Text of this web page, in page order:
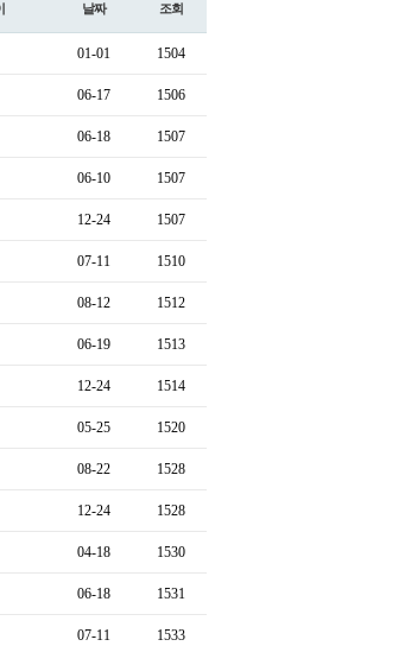
날짜 조회
01-01 1504
06-17 1506
06-18 1507
06-10 1507
12-24 1507
07-11 1510
08-12 1512
06-19 1513
12-24 1514
05-25 1520
08-22 1528
12-24 1528
04-18 1530
06-18 1531
07-11 1533